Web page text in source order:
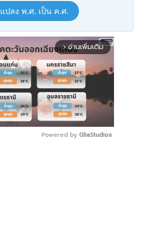
แปลง พ.ศ. เป็น ค.ศ.
arrow_forward_ios อ่านเพิ่มเติม
Powered by GliaStudios